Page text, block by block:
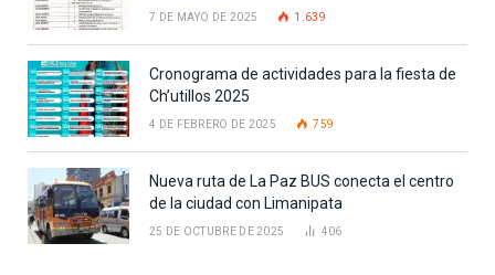
7 DE MAYO DE 2025 1.639
Cronograma de actividades para la fiesta de
Ch’utillos 2025
4 DE FEBRERO DE 2025 759
Nueva ruta de La Paz BUS conecta el centro
de la ciudad con Limanipata
25 DE OCTUBRE DE 2025 406